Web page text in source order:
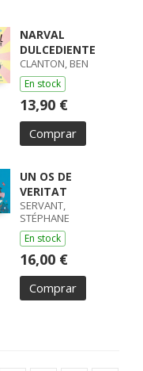
NARVAL
DULCEDIENTE
CLANTON, BEN
En stock
13,90 €
Comprar
UN OS DE
VERITAT
SERVANT,
STÉPHANE
En stock
16,00 €
Comprar